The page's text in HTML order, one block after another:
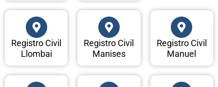
Registro Civil
Llombai
Registro Civil
Manises
Registro Civil
Manuel